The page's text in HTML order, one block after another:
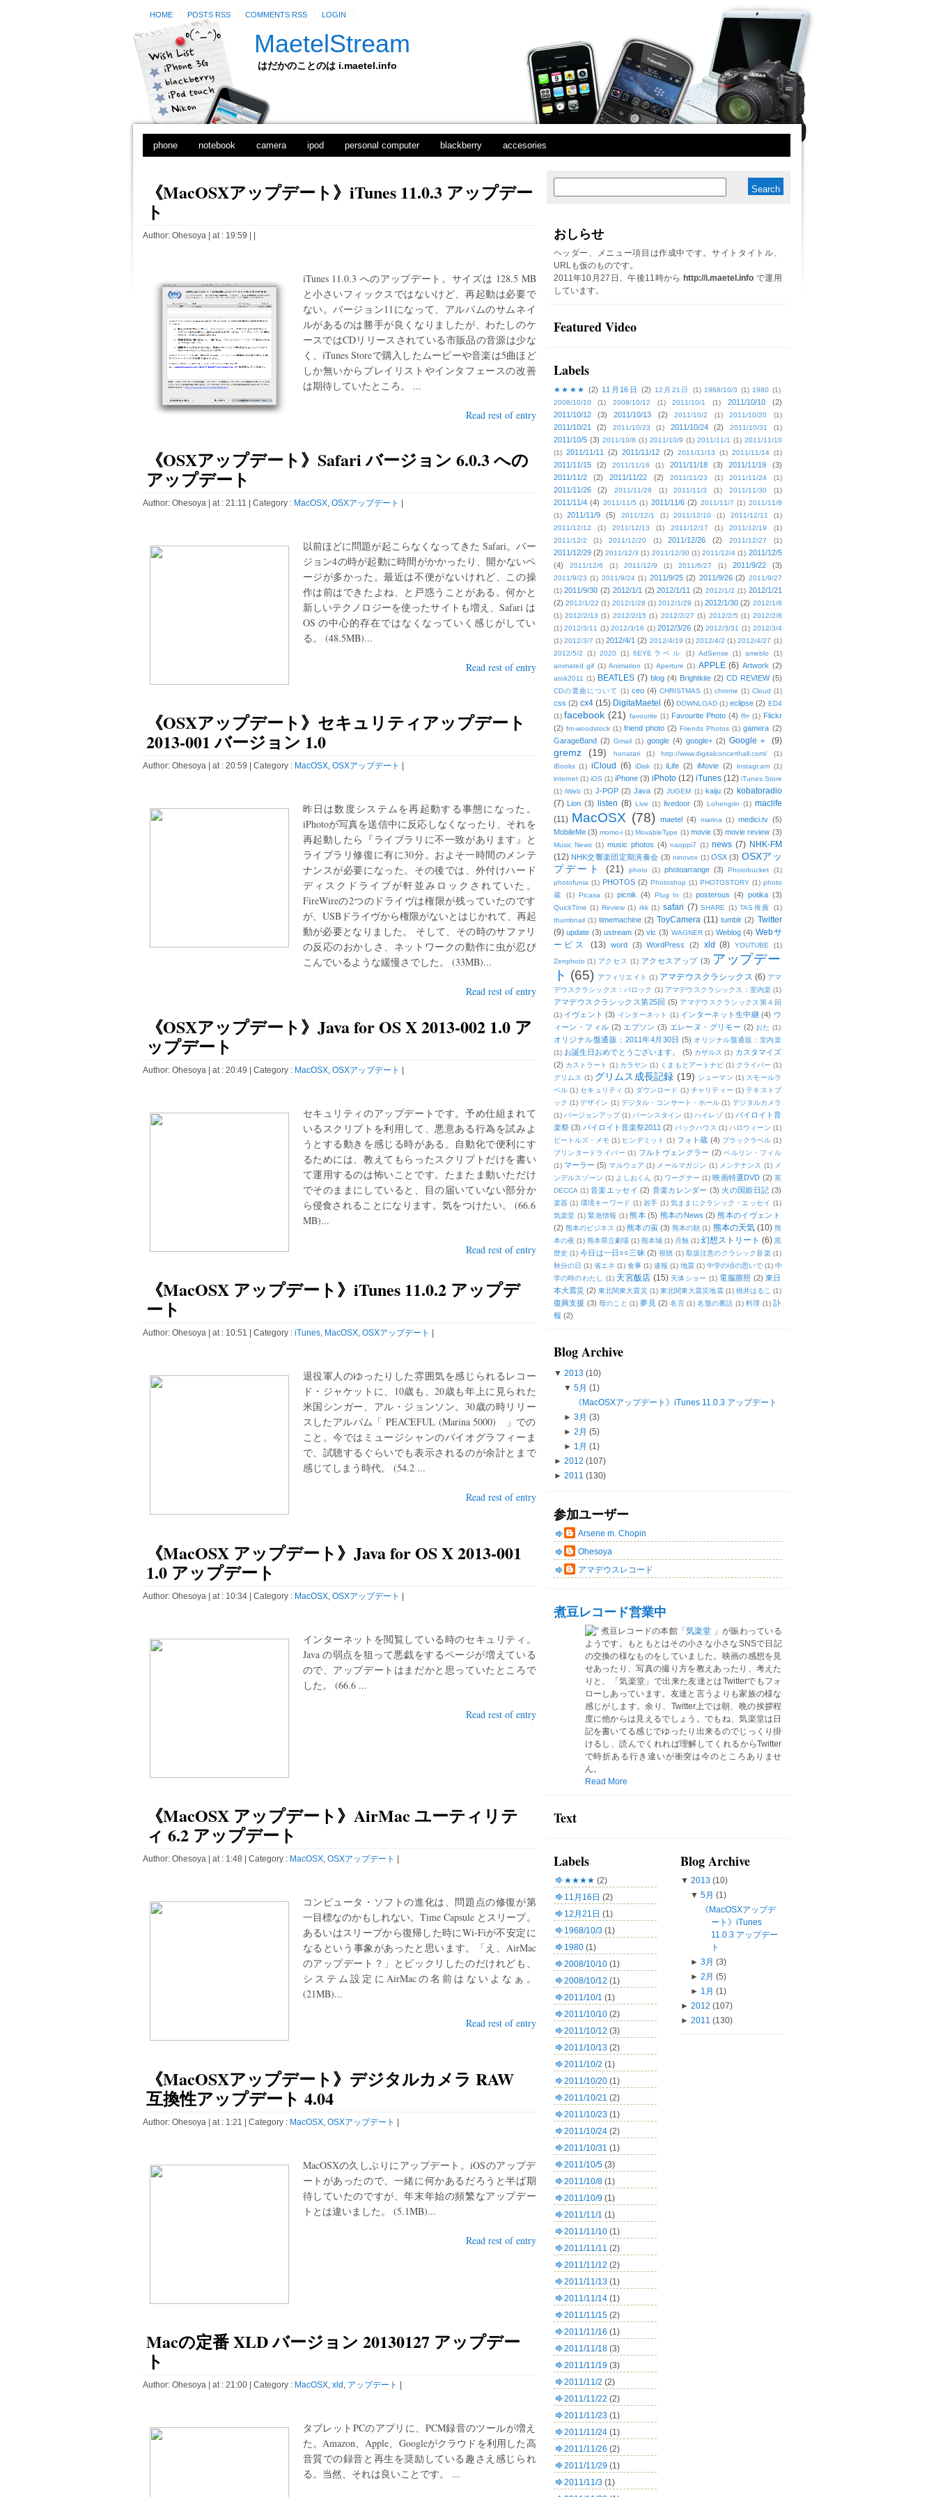
HOME POSTS RSS COMMENTS RSS LOGIN
MaetelStream
はだかのことのは i.maetel.info
phone notebook camera ipod personal computer blackberry accesories
《MacOSXアップデート》iTunes 11.0.3 アップデー
ト
Author: Ohesoya| at : 19:59 |
iTunes 11.0.3 へのアップデート。サイズは 128.5 MB
と小さいフィックスではないけど、再起動は必要で
ない。バージョン11になって、アルバムのサムネイ
ルがあるのは勝手が良くなりましたが、わたしのケ
ースではCDリリースされている市販品の音源は少な
く、iTunes Storeで購入したムービーや音楽は5曲ほど
しか無いからプレイリストやインタフェースの改善
は期待していたところ。 ...
Read rest of entry
《OSXアップデート》Safari バージョン 6.0.3 への
アップデート
Author: Ohesoya | at : 21:11 | Category : MacOSX, OSXアップデート |
以前ほどに問題が起こらなくなってきた Safari。バー
ジョン4の時が起動に時間がかかったり、開かないペ
ージが多かった。最近は不便がないけれど、この操
作は前はできたよね、と戸惑うことがある。何かと
新しいテクノロジーを使ったサイトも増え、Safari は
OS の中心的存在ではなくなっていく感じがしてい
る。 (48.5MB)...
Read rest of entry
《OSXアップデート》セキュリティアップデート
2013-001 バージョン 1.0
Author: Ohesoya| at : 20:59 | Category : MacOSX, OSXアップデート
昨日は数度システムを再起動する事態になった。
iPhotoが写真を送信中に反応しなくなったり、それを
再起動したら『ライブラリに不一致があります』と
ライブラリ修復に有に30分。およそ一時間のメンテ
ナンスが必要になった。その後では、外付けハード
ディスクドライブが軒並みロックされていた。
FireWireの2つのドライヴは権限が残っていたのです
が、USBドライヴから権限がないとはじかれて、再起
動が必要となりました。 そして、その時のサファリ
の反応のおかしさ、ネットワークの動作に虫が忍び
こんでいるような緩慢さでした。 (33MB)...
Read rest of entry
《OSXアップデート》Java for OS X 2013-002 1.0 ア
ップデート
Author: Ohesoya | at : 20:49 | Category : MacOSX, OSXアップデート |
セキュリティのアップデートです。予め仕組まれて
いるスクリプトを利用して、悪意ある行為を試みよ
うとする動きを感じる時がある。自動化で便利にす
るためには、教えてもらったスクリプトだけを書い
て運用するのは怖いことです。たまたま動いただけ
でそのままにしていると、目の届いていない部分か
ら侵食されることになります。気をつけたい。 (66.6
MB)...
Read rest of entry
《MacOSX アップデート》iTunes 11.0.2 アップデ
ート
Author: Ohesoya| at : 10:51 | Category : iTunes, MacOSX, OSXアップデート
退役軍人のゆったりした雰囲気を感じられるレコー
ド・ジャケットに、10歳も、20歳も年上に見られた
米国シンガー、アル・ジョンソン。30歳の時リリー
スしたアルバム「 PEACEFUL (Marina 5000) 」での
こと。今ではミュージシャンのバイオグラフィーま
で、試聴するぐらいでも表示されるのが余計とまで
感じてしまう時代。 (54.2 ...
Read rest of entry
《MacOSX アップデート》Java for OS X 2013-001
1.0 アップデート
Author: Ohesoya | at : 10:34 | Category : MacOSX, OSXアップデート |
インターネットを閲覧している時のセキュリティ。
Java の弱点を狙って悪戯をするページが増えている
ので、アップデートはまだかと思っていたところで
した。 (66.6 ...
Read rest of entry
《MacOSX アップデート》AirMac ユーティリテ
ィ 6.2 アップデート
Author: Ohesoya| at : 1:48 | Category : MacOSX, OSXアップデート
コンピュータ・ソフトの進化は、問題点の修復が第
一目標なのかもしれない。Time Capsule とスリープ。
あるいはスリープから復帰した時にWi-Fiが不安定に
なるという事象があったと思います。「え、AirMac
のアップデート？」とビックリしたのだけれども、
システム設定にAirMacの名前はないよなぁ。
(21MB)...
Read rest of entry
《MacOSXアップデート》デジタルカメラ RAW
互換性アップデート 4.04
Author: Ohesoya | at : 1:21 | Category : MacOSX, OSXアップデート |
MacOSXの久しぶりにアップデート。iOSのアップデ
ートがあったので、一緒に何かあるだろうと半ば期
待していたのですが、年末年始の頻繁なアップデー
トとは違いました。 (5.1MB)...
Read rest of entry
Macの定番 XLD バージョン 20130127 アップデー
ト
Author: Ohesoya| at : 21:00 | Category : MacOSX, xld , アップデート
タブレットPCのアプリに、PCM録音のツールが増え
た。Amazon、Apple、Googleがクラウドを利用した高
音質での録音と再生を奨励している趣さえ感じられ
る。当然、それは良いことです。 ...
投
おしらせ
ヘッダー、メニュー項目は作成中です。サイトタイトル、
URLも仮のものです。
2011年10月27日、午後11時から http://i.maetel.info で運用
しています。
Featured Video
Labels
★★★★ (2) 11月16日 (2) 12月21日 (1) 1968/10/3 (1) 1980 (1)
2008/10/10
(1) 2008/10/12 (1) 2011/10/1 (1) 2011/10/10
(2)
2011/10/12
(3) 2011/10/13 (2) 2011/10/2 (1) 2011/10/20 (1)
2011/10/21 (2) 2011/10/23 (1) 2011/10/24 (2) 2011/10/31 (1)
2011/10/5 (3) 2011/10/8 (1) 2011/10/9 (1) 2011/11/1 (1) 2011/11/10
(1) 2011/11/11 (2) 2011/11/12 (2) 2011/11/13 (1) 2011/11/14 (1)
2011/11/15 (2) 2011/11/16 (1) 2011/11/18 (3) 2011/11/19
(3)
2011/11/2
(2) 2011/11/22 (2) 2011/11/23 (1) 2011/11/24 (1)
2011/11/26 (2) 2011/11/29 (1) 2011/11/3 (1) 2011/11/30 (1)
2011/11/4 (4) 2011/11/5 (1) 2011/11/6 (2) 2011/11/7 (1) 2011/11/8
(1)
2011/11/9 (5) 2011/12/1 (1) 2011/12/10 (1) 2011/12/11
(1)
2011/12/12
(1) 2011/12/13 (1) 2011/12/17 (1) 2011/12/19
(1)
2011/12/2
(1) 2011/12/20 (1) 2011/12/26 (2) 2011/12/27 (1)
2011/12/29 (2) 2011/12/3 (1) 2011/12/30 (1) 2011/12/4 (1) 2011/12/5
(4)
2011/12/6 (1) 2011/12/9 (1) 2011/6/27 (1) 2011/9/22 (3)
2011/9/23 (1) 2011/9/24 (1) 2011/9/25 (2) 2011/9/26 (2) 2011/9/27
(1) 2011/9/30 (2) 2012/1/1 (2) 2012/1/11 (2) 2012/1/2 (1) 2012/1/21
(2) 2012/1/22 (1) 2012/1/28 (1) 2012/1/29 (1) 2012/1/30 (2) 2012/1/8
(1) 2012/2/13 (1) 2012/2/15 (1) 2012/2/27 (1) 2012/2/5 (1) 2012/2/8
(1) 2012/3/11 (1) 2012/3/16 (1) 2012/3/26 (2) 2012/3/31 (1) 2012/3/4
(1) 2012/3/7 (1) 2012/4/1 (2) 2012/4/19 (1) 2012/4/2 (1) 2012/4/27 (1)
2012/5/2
(1) 2020 (1) 6EYEラベル (1) AdSense (1) ameblo
(1)
animated gif (1) Animation (1) Aperture (1) APPLE (6) Artwork (2)
atok2011 (1) BEATLES (7) blog (4) Brightkite (2) CD REVIEW (5)
CDの選曲について (1) ceo (4) CHRISTMAS (1) chrome (1) Cloud (1)
css (2) cx4 (15) DigitaMaetel (6) DOWNLOAD (1) eclipse (2) ED4
(1) facebook (21) favourite (1) Favourite Photo (4) ffrr (1) Flickr
(2) fm-woodstock (1) friend photo (2) Friends Photos (1) gamera (2)
GarageBand (2) Gmail (1) google (4) google+ (2) Google＋ (9)
gremz (19) honatari (1) http://www.digitalconcerthall.com/
(1)
iBooks (1) iCloud (6) iDisk (1) iLife (2) iMovie (2) instagr.am (1)
internet (1) iOS (1) iPhone (3) iPhoto (12) iTunes (12) iTunes Store
(1) iWeb (1) J-POP (2) Java (2) JUGEM (1) kaiju (2)
kobatoradio
(7) Lion (3) listen (8) Live (1) livedoor (3) Lohengrin (1) maclife
(11) MacOSX (78) maetel (4) marina (1) medici.tv (5)
MobileMe (3) momo-i (1) MovableType (1) movie (3) movie review (3)
Music News (1) music photos (4) naoppi7 (1) news (7) NHK-FM
(12) NHK交響楽団定期演奏会 (3) ninovox (1) OSX (3) OSXアッ
プデート
(21) photo (1) photoarrange (3) Photobucket
(1)
photofunia (1) PHOTOS (2) Photoshop (1) PHOTOSTORY (1) photo
蔵
(1) Picasa (1) picnik (4) Plug In (1) posterous (4) potika (3)
QuickTime (1) Review (1) rkk (1) safari (7) SHARE (1) TAS推薦
(1)
thumbnail (1) timemachine (2) ToyCamera (11) tumblr (2) Twitter
(9) update (3) ustream (2) vlc (3) WAGNER (1) Weblog (4) Webサ
ービス
(13) word (3) WordPress (2) xld (8) YOUTUBE (1)
Zenphoto (1) アクセス (1) アクセスアップ (3) アップデー
ト (65) アフィリエイト (1) アマデウスクラシックス (6) アマ
デウスクラシックス：バロック (1) アマデウスクラシックス：室内楽 (1)
アマデウスクラシックス第25回 (5) アマデウスクラシックス第４回
(1) イヴェント (3) インターネット (1) インターネット生中継 (4) ウ
ィーン・フィル (2) エプソン (3) エレーヌ・グリモー (2) おた (1)
オリジナル盤通販：2011年4月30日 (5) オリジナル盤通販：室内楽
(1) お誕生日おめでとうございます。 (5) カザルス (1) カスタマイズ
(2) カストラート (1) カラヤン (1) くまもとアートナビ (1) クライバー (1)
グリムス (1) グリムス成長記録 (19) シューマン (1) スモールラ
ベル (1) セキュリティ (1) ダウンロード (1) チャリティー (1) テキストブ
ック (1) デザイン (1) デジタル・コンサート・ホール (1) デジタルカメラ
(1) バージョンアップ (1) バーンスタイン (1) ハイレゾ (1) バイロイト音
楽祭 (3) バイロイト音楽祭2011 (2) バックハウス (1) ハロウィーン (1)
ビートルズ・メモ (1) ヒンデミット (1) フォト蔵 (4) ブラックラベル (1)
プリンタードライバー (1) フルトヴェングラー (2) ベルリン・フィル
(1) マーラー (5) マルウェア (1) メールマガジン (1) メンテナンス (1) メ
ンデルスゾーン (1) よしおくん (1) ワーグナー (1) 映画特選DVD (2) 英
DECCA (1) 音楽エッセイ (2) 音楽カレンダー (3) 火の国姫日記 (3)
楽器 (1) 環境キーワード (1) 岩手 (1) 気ままにクラシック・エッセイ (1)
気楽堂 (1) 緊急情報 (1) 熊本 (5) 熊本のNews (2) 熊本のイヴェント
(2) 熊本のビジネス (1) 熊本の宙 (3) 熊本の朝 (1) 熊本の天気 (10) 熊
本の夜 (1) 熊本県立劇場 (1) 熊本城 (1) 月蝕 (1) 幻想ストリート (6) 黒
歴史 (1) 今日は一日○○三昧 (2) 視聴 (1) 取扱注意のクラシック音楽 (1)
秋分の日 (1) 省エネ (1) 食事 (1) 速報 (1) 地震 (1) 中学の頃の思いで (1) 中
学の時のわたし
(1) 天宮飯店 (15) 天体ショー (1) 電脳萠照 (2) 東日
本大震災 (2) 東北関東大震災 (1) 東北関東大震災地震 (1) 桃井はるこ (1)
復興支援 (3) 母のこと (1) 夢見 (2) 名言 (1) 名盤の裏話 (1) 料理 (1) 訃
報 (2)
Blog Archive
▼ 2013 (10)
▼ 5月 (1)
《MacOSXアップデート》iTunes 11.0.3 アップデート
► 3月 (3)
► 2月 (5)
► 1月 (1)
► 2012 (107)
► 2011 (130)
参加ユーザー
Arsene m. Chopin
Ohesoya
アマデウスレコード
煮豆レコード営業中
煮豆レコードの本館「 気楽堂 」が賑わっている
ようです。もともとはその小さな小さなSNSで日記
の交換の様なものをしていました。映画の感想を見
せあったり、写真の撮り方を教えあったり、考えた
りと、「気楽堂」で出来た友達とはTwitterでもフォ
ローしあっています。友達と言うよりも家族の様な
感じがします。余り、Twitter上では朝、晩の挨拶程
度に他からは見えるでしょう。でもね、気楽堂は日
記を書いてる感じでゆったり出来るのでじっくり掛
けるし、読んでくれれば理解してくれるからTwitter
で時折ある行き違いが衝突は今のところありませ
ん。
Read More
Text
Labels
★★★★ (2)
11月16日 (2)
12月21日 (1)
1968/10/3 (1)
1980 (1)
2008/10/10 (1)
2008/10/12 (1)
2011/10/1 (1)
2011/10/10 (2)
2011/10/12 (3)
2011/10/13 (2)
2011/10/2 (1)
2011/10/20 (1)
2011/10/21 (2)
2011/10/23 (1)
2011/10/24 (2)
2011/10/31 (1)
2011/10/5 (3)
2011/10/8 (1)
2011/10/9 (1)
2011/11/1 (1)
2011/11/10 (1)
2011/11/11 (2)
2011/11/12 (2)
2011/11/13 (1)
2011/11/14 (1)
2011/11/15 (2)
2011/11/16 (1)
2011/11/18 (3)
2011/11/19 (3)
2011/11/2 (2)
2011/11/22 (2)
2011/11/23 (1)
2011/11/24 (1)
2011/11/26 (2)
2011/11/29 (1)
2011/11/3 (1)
Blog Archive
▼ 2013 (10)
▼ 5月 (1)
《MacOSXアップデ
ート》iTunes
11.0.3 アップデー
ト
► 3月 (3)
► 2月 (5)
► 1月 (1)
► 2012 (107)
► 2011 (130)